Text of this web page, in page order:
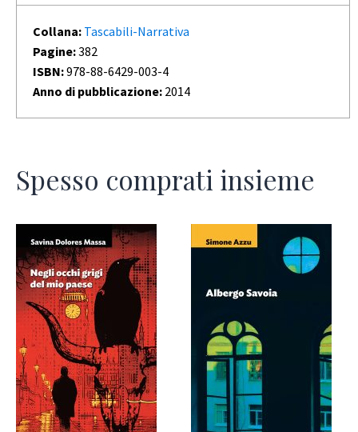
Collana: Tascabili-Narrativa
Pagine:382
ISBN:978-88-6429-003-4
Anno di pubblicazione: 2014
Spesso comprati insieme